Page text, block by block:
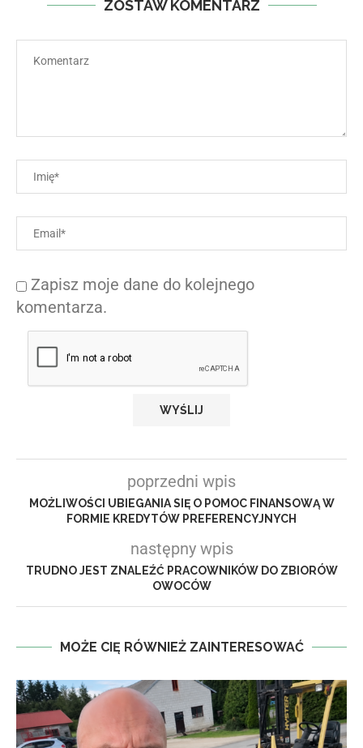
ZOSTAW KOMENTARZ
Zapisz moje dane do kolejnego
komentarza.
poprzedni wpis
MOŻLIWOŚCI UBIEGANIA SIĘ O POMOC FINANSOWĄ W
FORMIE KREDYTÓW PREFERENCYJNYCH
następny wpis
TRUDNO JEST ZNALEŹĆ PRACOWNIKÓW DO ZBIORÓW
OWOCÓW
MOŻE CIĘ RÓWNIEŻ ZAINTERESOWAĆ